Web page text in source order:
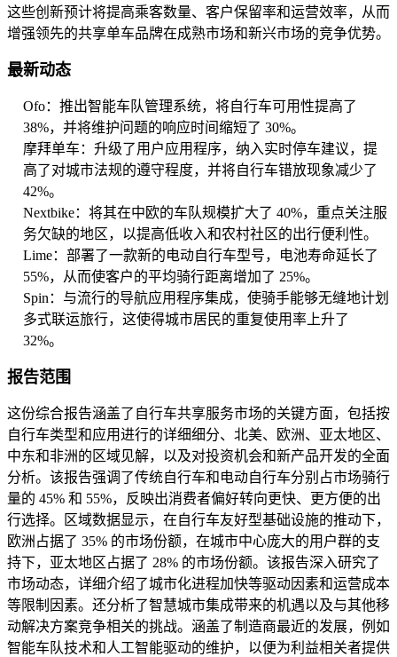
这些创新预计将提高乘客数量、客户保留率和运营效率，从而
增强领先的共享单车品牌在成熟市场和新兴市场的竞争优势。
最新动态
Ofo：推出智能车队管理系统，将自行车可用性提高了
38%，并将维护问题的响应时间缩短了 30%。
摩拜单车：升级了用户应用程序，纳入实时停车建议，提
高了对城市法规的遵守程度，并将自行车错放现象减少了
42%。
Nextbike：将其在中欧的车队规模扩大了 40%，重点关注服
务欠缺的地区，以提高低收入和农村社区的出行便利性。
Lime：部署了一款新的电动自行车型号，电池寿命延长了
55%，从而使客户的平均骑行距离增加了 25%。
Spin：与流行的导航应用程序集成，使骑手能够无缝地计划
多式联运旅行，这使得城市居民的重复使用率上升了
32%。
报告范围
这份综合报告涵盖了自行车共享服务市场的关键方面，包括按
自行车类型和应用进行的详细细分、北美、欧洲、亚太地区、
中东和非洲的区域见解，以及对投资机会和新产品开发的全面
分析。该报告强调了传统自行车和电动自行车分别占市场骑行
量的 45% 和 55%，反映出消费者偏好转向更快、更方便的出
行选择。区域数据显示，在自行车友好型基础设施的推动下，
欧洲占据了 35% 的市场份额，在城市中心庞大的用户群的支
持下，亚太地区占据了 28% 的市场份额。该报告深入研究了
市场动态，详细介绍了城市化进程加快等驱动因素和运营成本
等限制因素。还分析了智慧城市集成带来的机遇以及与其他移
动解决方案竞争相关的挑战。涵盖了制造商最近的发展，例如
智能车队技术和人工智能驱动的维护，以便为利益相关者提供